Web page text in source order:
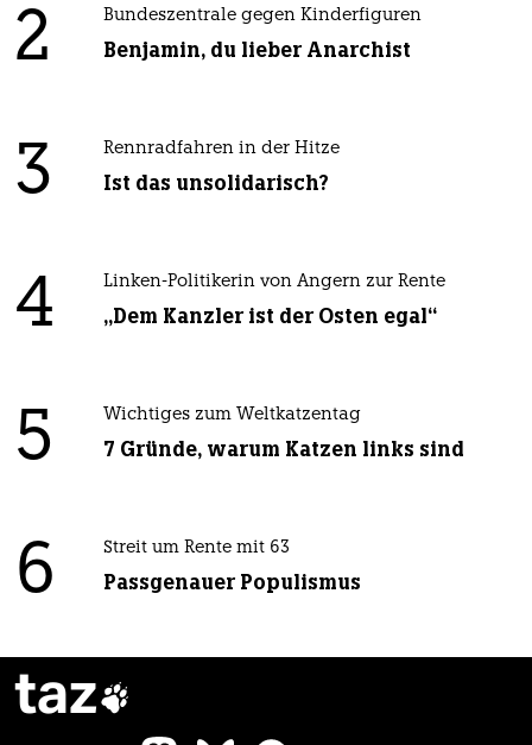
2 Bundeszentrale gegen Kinderfiguren
Benjamin, du lieber Anarchist
3 Rennradfahren in der Hitze
Ist das unsolidarisch?
4 Linken-Politikerin von Angern zur Rente
„Dem Kanzler ist der Osten egal“
5 Wichtiges zum Weltkatzentag
7 Gründe, warum Katzen links sind
6 Streit um Rente mit 63
Passgenauer Populismus
taz